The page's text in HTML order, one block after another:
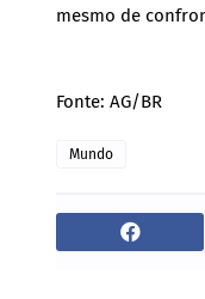
mesmo de
Fonte: AG/BR
Mundo